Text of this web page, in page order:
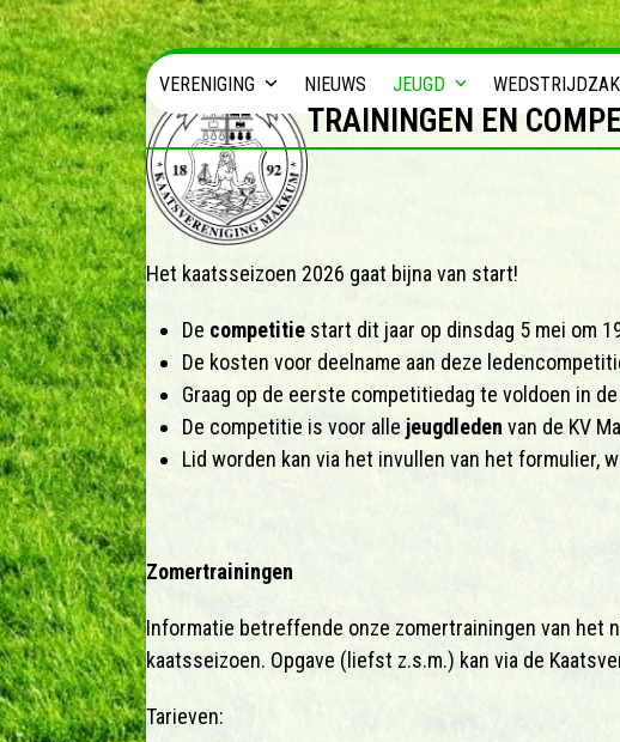
Skip
to
content
VERENIGING NIEUWS JEUGD
TRAININGEN EN
Het kaatsseizoen 2026 gaat bijna van start!
De competitie start dit jaar op dinsdag 5 mei om
De kosten voor deelname aan deze
Graag op de eerste competitiedag te voldoen in
De competitie is voor alle jeugdleden van de KV
Lid worden kan via het invullen van het formulier,
Zomertrainingen
Informatie betreffende onze zomertrainingen van het
kaatsseizoen. Opgave (liefst z.s.m.) kan via de
Tarieven: